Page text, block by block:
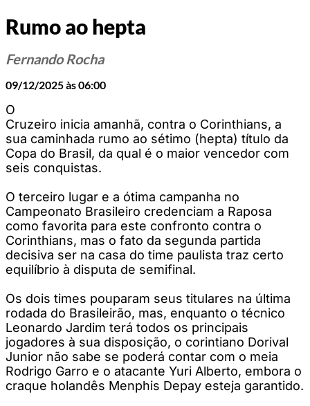
Rumo ao hepta
Fernando Rocha
09/12/2025 às 06:00
O
Cruzeiro inicia amanhã, contra o Corinthians, a
sua caminhada rumo ao sétimo (hepta) título da
Copa do Brasil, da qual é o maior vencedor com
seis conquistas.
O terceiro lugar e a ótima campanha no
Campeonato Brasileiro credenciam a Raposa
como favorita para este confronto contra o
Corinthians, mas o fato da segunda partida
decisiva ser na casa do time paulista traz certo
equilíbrio à disputa de semifinal.
Os dois times pouparam seus titulares na última
rodada do Brasileirão, mas, enquanto o técnico
Leonardo Jardim terá todos os principais
jogadores à sua disposição, o corintiano Dorival
Junior não sabe se poderá contar com o meia
Rodrigo Garro e o atacante Yuri Alberto, embora o
craque holandês Menphis Depay esteja garantido.